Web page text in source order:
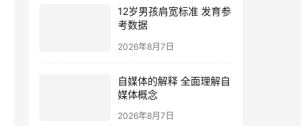
12岁男孩肩宽标准 发育参
考数据
2026年8月7日
自媒体的解释 全面理解自
媒体概念
2026年8月7日